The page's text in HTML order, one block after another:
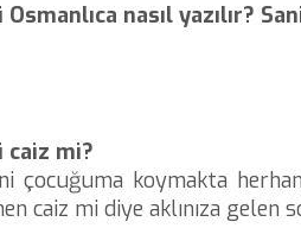
nasıl yazılır?
caiz mi?
çocuğuma koymakta
caiz mi diye aklınıza gelen